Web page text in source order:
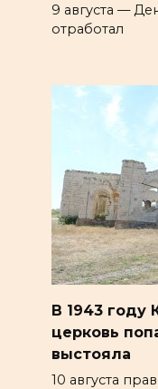
9 августа —
отработал
В 1943 году
церковь
выстояла
10 августа